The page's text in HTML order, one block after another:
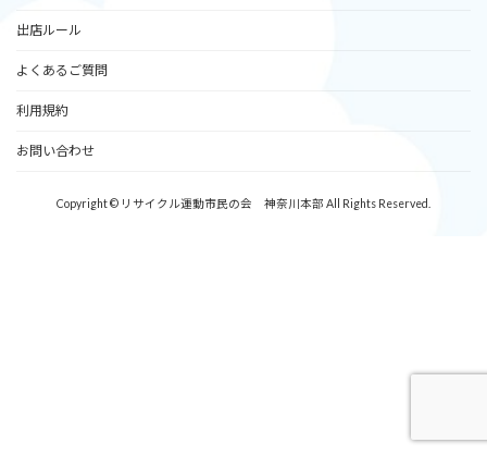
出店ルール
よくあるご質問
利用規約
お問い合わせ
Copyright © リサイクル運動市民の会 神奈川本部 All Rights Reserved.